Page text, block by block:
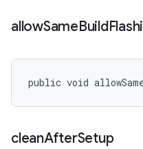
allowSameBuild
public void
cleanAfterSetup